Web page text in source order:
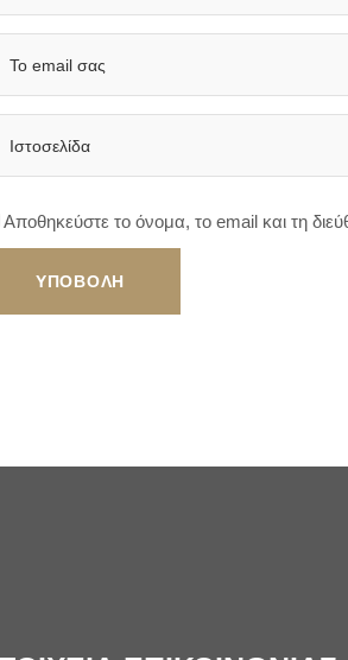
Αποθηκεύστε το όνομα, το email και τη